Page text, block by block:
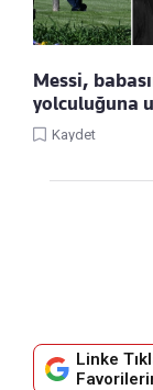
Messi,
yolculuğuna
Kaydet
Linke